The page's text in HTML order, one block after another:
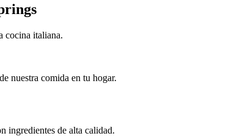
cocina italiana.
nuestra comida en tu hogar.
ingredientes de alta calidad.